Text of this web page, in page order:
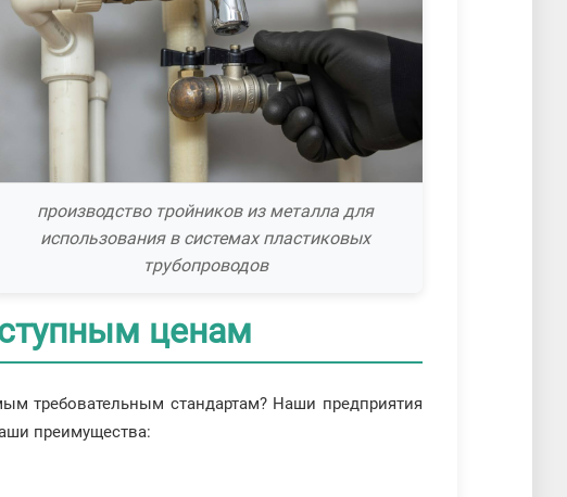
производство тройников из металла для
использования в системах пластиковых
трубопроводов
ценам
требовательным стандартам? Наши предприятия
преимущества: